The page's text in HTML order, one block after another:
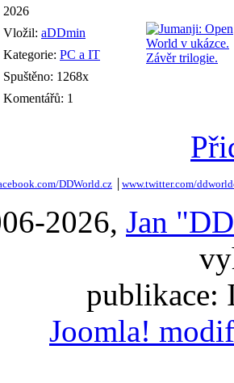
2026
Vložil: aDDmin
Kategorie: PC a IT
Spuštěno: 1268x
Komentářů: 1
DDWorld.cz www.twitter.com/
2026, Jan
publikace:
Joomla!